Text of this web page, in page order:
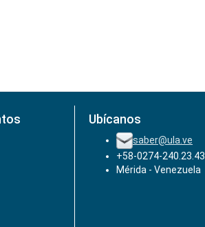
Ubícanos
saber@ula.ve
+58-0274-240.23.43
Mérida - Venezuela